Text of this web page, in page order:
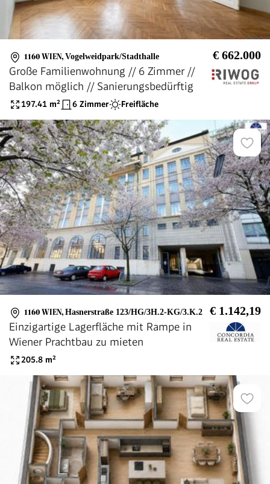
1160 WIEN, Vogelweidpark/Stadthalle € 662.000
Große Familienwohnung // 6 Zimmer //
Balkon möglich // Sanierungsbedürftig
197.41 m² 6 Zimmer Freifläche
1160 WIEN, Hasnerstraße 123/HG/3H.2-KG/3.K.2 € 1.142,19
Einzigartige Lagerfläche mit Rampe in
Wiener Prachtbau zu mieten
205.8 m²